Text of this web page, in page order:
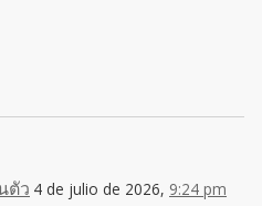
ตัว 4 de julio de 2026, 9:24 pm